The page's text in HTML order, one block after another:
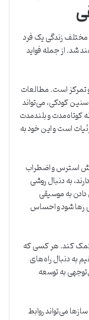
مختلف زندگی یک فرد
شد. از جمله فواید
تمرکز است. مطالعات
کودکی، می‌تواند
کوتاه‌مدت و بلندمدت
است و این خود به
استرس و اضطراب
به دنبال روشی
به موسیقی
رها شود و احساس
کمک کند. هر کسی که
به دنبال راه‌های
به توسعه
می‌تواند روابط